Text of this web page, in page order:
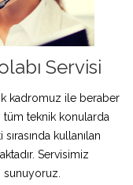
Servisi
kadromuz ile beraber
tüm teknik konularda
kullanılan
Servisimiz
sunuyoruz.